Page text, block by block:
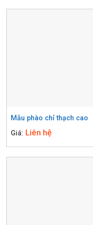
Mẫu phào chỉ thạch cao
Giá: Liên hệ